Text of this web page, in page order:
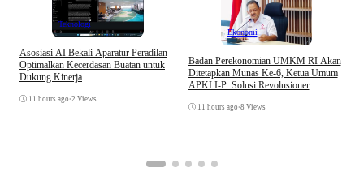
Teknologi
Asosiasi AI Bekali Aparatur Peradilan
Optimalkan Kecerdasan Buatan untuk
Dukung Kinerja
11 hours ago •2 Views
Ekonomi
Badan Perekonomian UMKM RI Akan
Ditetapkan Munas Ke-6, Ketua Umum
APKLI-P: Solusi Revolusioner
11 hours ago •8 Views